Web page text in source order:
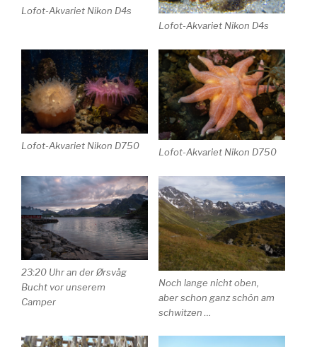
Lofot-Akvariet Nikon D4s
Lofot-Akvariet Nikon D4s
Lofot-Akvariet Nikon D750
Lofot-Akvariet Nikon D750
23:20 Uhr an der Ørsvåg
Bucht vor unserem
Camper
Noch lange nicht oben,
aber schon ganz schön am
schwitzen …